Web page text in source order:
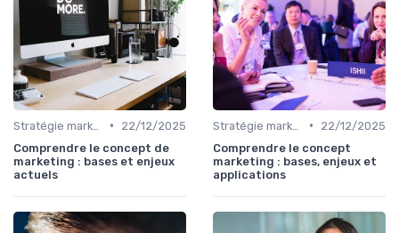
•
22/12/2025
Comprendre le concept de
marketing : bases et enjeux
actuels
•
22/12/2025
Comprendre le concept
marketing : bases, enjeux et
applications